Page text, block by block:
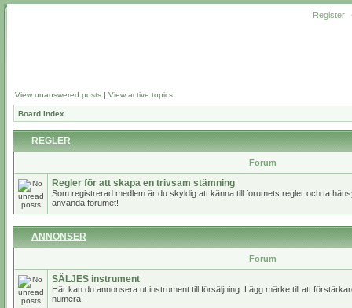
Register
View unanswered posts | View active topics
Board index
REGLER
Forum
Regler för att skapa en trivsam stämning
Som registrerad medlem är du skyldig att känna till forumets regler och ta
använda forumet!
ANNONSER
Forum
SÄLJES instrument
Här kan du annonsera ut instrument till försäljning. Lägg märke till att
numera.